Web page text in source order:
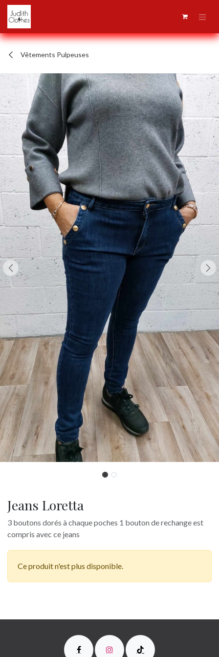
Se rendre au contenu
Vêtements Pulpeuses
Jeans Loretta
3 boutons dorés à chaque poches 1 bouton de rechange est
compris avec ce jeans
Ce produit n'est plus disponible.